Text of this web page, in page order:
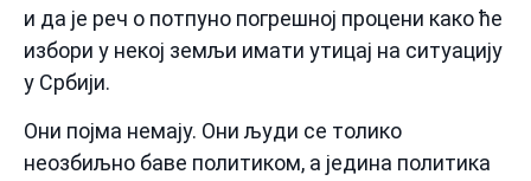
и да је реч о потпуно погрешној процени како ће
избори у некој земљи имати утицај на ситуацију
у Србији.
Они појма немају. Они људи се толико
неозбиљно баве политиком, а једина политика